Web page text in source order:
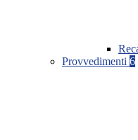
Provvedimenti 6